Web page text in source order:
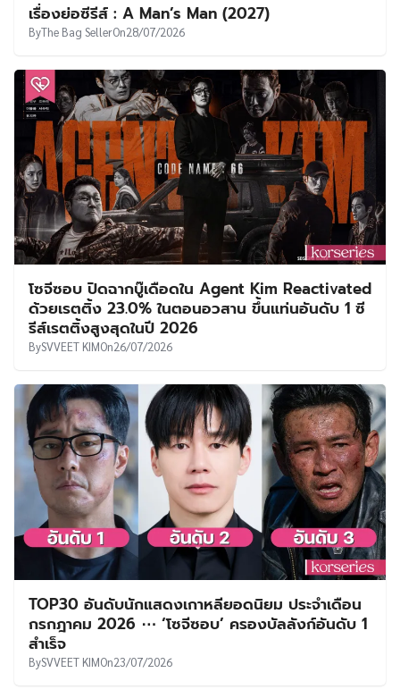
ด้วยเรตติ้ง 23.0% ในตอนอวสาน ขึ้นแท่นอันดับ 1 ซี
รีส์เรตติ้งสูงสุดในปี 2026
BySVVEET KIMOn26/07/2026
กรกฎาคม 2026 ⋯ ‘โซจีซอบ’ ครองบัลลังก์อันดับ 1
สำเร็จ
BySVVEET KIMOn23/07/2026